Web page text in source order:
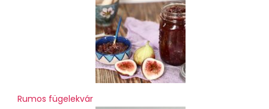
Rumos fügelekvár